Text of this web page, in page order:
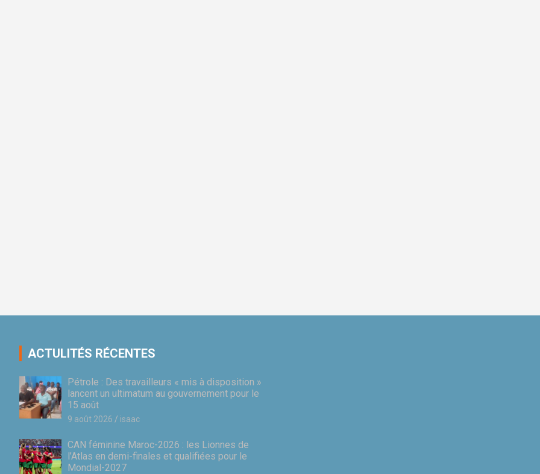
ACTULITÉS RÉCENTES
Pétrole : Des travailleurs « mis à disposition »
lancent un ultimatum au gouvernement pour le
15 août
9 août 2026 isaac
CAN féminine Maroc-2026 : les Lionnes de
l’Atlas en demi-finales et qualifiées pour le
Mondial-2027